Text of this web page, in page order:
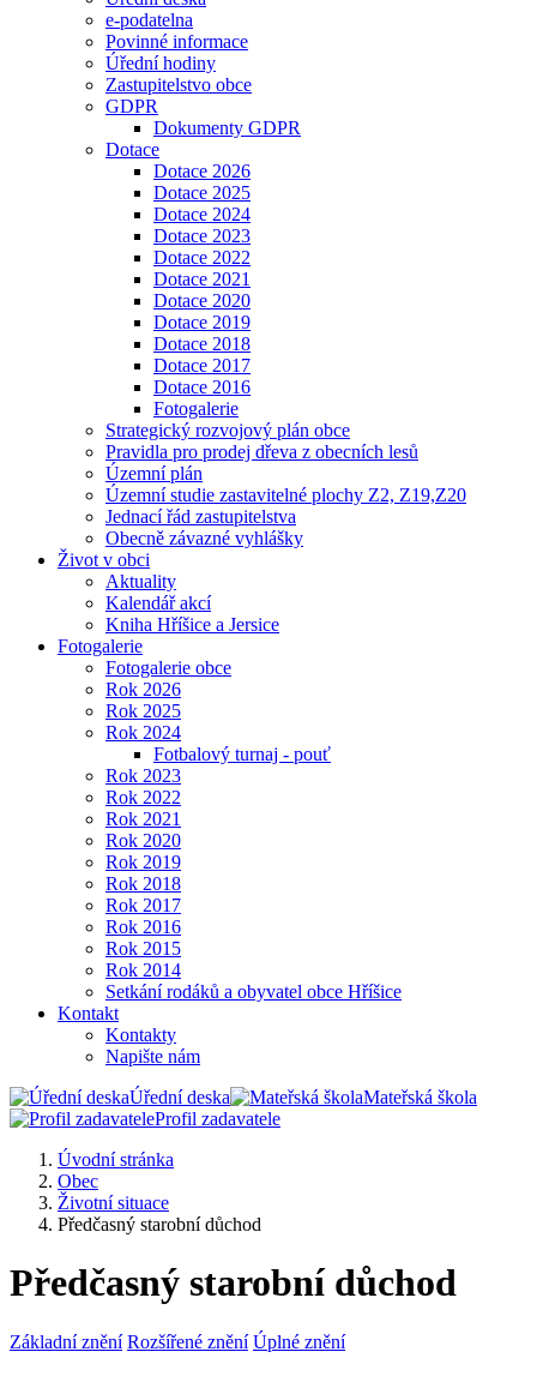
e-podatelna
Povinné informace
Úřední hodiny
Zastupitelstvo obce
GDPR
Dokumenty GDPR
Dotace
Dotace 2026
Dotace 2025
Dotace 2024
Dotace 2023
Dotace 2022
Dotace 2021
Dotace 2020
Dotace 2019
Dotace 2018
Dotace 2017
Dotace 2016
Fotogalerie
Strategický rozvojový plán obce
Pravidla pro prodej dřeva z obecních lesů
Územní plán
Územní studie zastavitelné plochy Z2, Z19,Z20
Jednací řád zastupitelstva
Obecně závazné vyhlášky
Život v obci
Aktuality
Kalendář akcí
Kniha Hříšice a Jersice
Fotogalerie
Fotogalerie obce
Rok 2026
Rok 2025
Rok 2024
Fotbalový turnaj - pouť
Rok 2023
Rok 2022
Rok 2021
Rok 2020
Rok 2019
Rok 2018
Rok 2017
Rok 2016
Rok 2015
Rok 2014
Setkání rodáků a obyvatel obce Hříšice
Kontakt
Kontakty
Napište nám
Úřední deska
Mateřská škola
Profil zadavatele
Úvodní stránka
Obec
Životní situace
Předčasný starobní důchod
Předčasný starobní důchod
Základní znění Rozšířené znění Úplné znění